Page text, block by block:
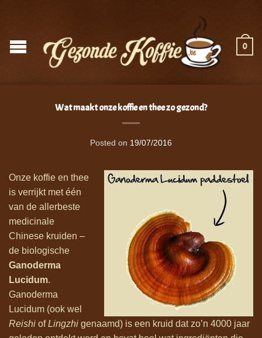
0
Wat maakt onze koffie en thee zo gezond?
Posted on 19/07/2016
Onze koffie en thee
is verrijkt met één
van de allerbeste
medicinale
Chinese kruiden –
de biologische
Ganoderma
Lucidum.
Ganoderma
Lucidum (ook wel
Reishi ofLingzhi genaamd) is een kruid dat zo’n 4000 jaar